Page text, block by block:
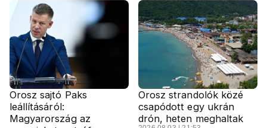
Orosz sajtó Paks
leállításáról:
Magyarország az
Orosz strandolók közé
csapódott egy ukrán
drón, heten meghaltak